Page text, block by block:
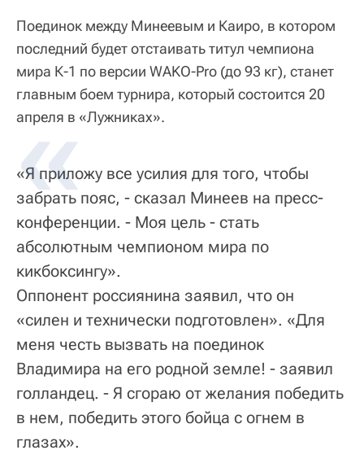
Поединок между Минеевым и Каиро, в котором
последний будет отстаивать титул чемпиона
мира К-1 по версии WAKO-Pro (до 93 кг), станет
главным боем турнира, который состоится 20
апреля в «Лужниках».
«Я приложу все усилия для того, чтобы
забрать пояс, - сказал Минеев на пресс-
конференции. - Моя цель - стать
абсолютным чемпионом мира по
кикбоксингу».
Оппонент россиянина заявил, что он
«силен и технически подготовлен». «Для
меня честь вызвать на поединок
Владимира на его родной земле! - заявил
голландец. - Я сгораю от желания победить
в нем, победить этого бойца с огнем в
глазах».